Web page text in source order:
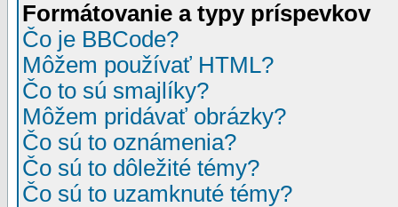
Formátovanie a typy príspevkov
Čo je BBCode?
Môžem používať HTML?
Čo to sú smajlíky?
Môžem pridávať obrázky?
Čo sú to oznámenia?
Čo sú to dôležité témy?
Čo sú to uzamknuté témy?